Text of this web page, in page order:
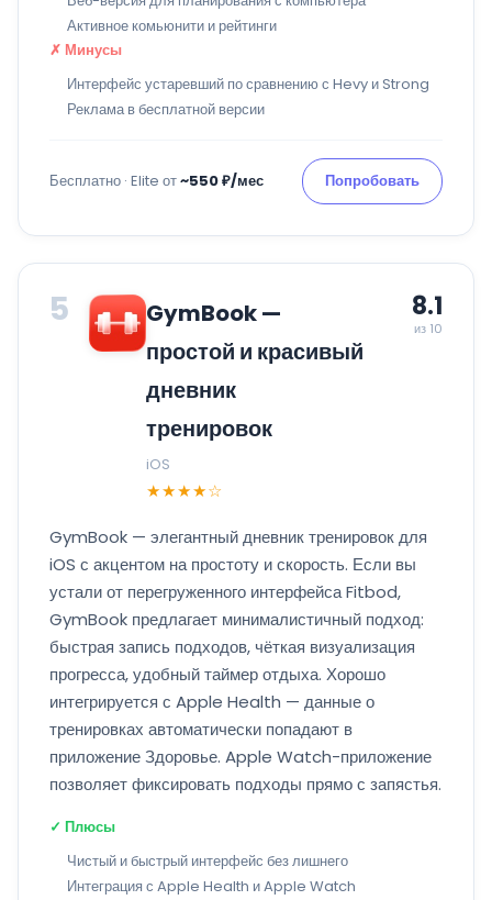
Активное комьюнити и рейтинги
✗ Минусы
Интерфейс устаревший по сравнению с Hevy и Strong
Реклама в бесплатной версии
Бесплатно · Elite от~550 ₽/мес Попробовать
5
GymBook —
простой и красивый
дневник
тренировок
iOS
★★★★☆
8.1
из 10
GymBook — элегантный дневник тренировок для
iOS с акцентом на простоту и скорость. Если вы
устали от перегруженного интерфейса Fitbod,
GymBook предлагает минималистичный подход:
быстрая запись подходов, чёткая визуализация
прогресса, удобный таймер отдыха. Хорошо
интегрируется с Apple Health — данные о
тренировках автоматически попадают в
приложение Здоровье. Apple Watch-приложение
позволяет фиксировать подходы прямо с запястья.
✓ Плюсы
Чистый и быстрый интерфейс без лишнего
Интеграция с Apple Health и Apple Watch